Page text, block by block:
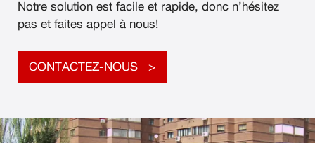
Notre solution est facile et rapide, donc n’hésitez
pas et faites appel à nous!
CONTACTEZ-NOUS